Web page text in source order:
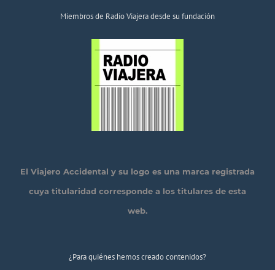
Miembros de Radio Viajera desde su fundación
El Viajero Accidental y su logo es una marca registrada
cuya titularidad corresponde a los titulares de esta
web.
¿Para quiénes hemos creado contenidos?